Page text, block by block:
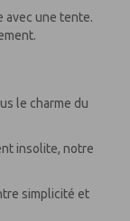
avec une tente.
le charme du
insolite, notre
simplicité et